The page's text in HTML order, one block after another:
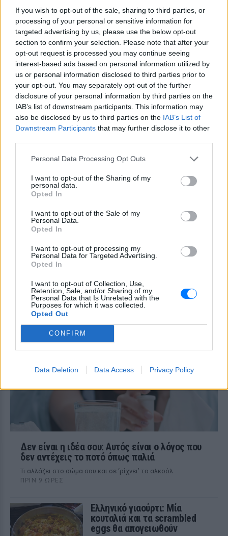
If you wish to opt-out of the sale, sharing to third parties, or
processing of your personal or sensitive information for
targeted advertising by us, please use the below opt-out
section to confirm your selection. Please note that after your
opt-out request is processed you may continue seeing
interest-based ads based on personal information utilized by
us or personal information disclosed to third parties prior to
your opt-out. You may separately opt-out of the further
disclosure of your personal information by third parties on the
IAB’s list of downstream participants. This information may
also be disclosed by us to third parties on the IAB’s List of
Downstream Participants that may further disclose it to other
Personal Data Processing Opt Outs
I want to opt-out of the Sharing of my
personal data.
Opted In
I want to opt-out of the Sale of my
Personal Data.
Opted In
I want to opt-out of processing my
Personal Data for Targeted Advertising.
Opted In
I want to opt-out of Collection, Use,
Retention, Sale, and/or Sharing of my
Personal Data that Is Unrelated with the
Purposes for which it was collected.
Opted Out
CONFIRM
Data Deletion Data Access Privacy Policy
ΔΕΙΤΕ ΕΠΙΣΗΣ
ΣΤΗΝ ΙΔΙΑ ΚΑΤΗΓΟΡΙΑ
Γιατί τα κομπλιμέντα σε
φέρνουν σε δύσκολη θέση (και
τι λέει η ψυχολογία)
Από πού ξεκινά η αμηχανία όταν σε
βιταμίνη D
Το σώμα σου σου στέλνει μηνύματα… το
θέμα είναι αν τα ακούς
Χαμηλός σίδηρος; Τα 4 σημάδια
που δεν πρέπει ποτέ να
αγνοήσετε
Τι πρέπει να προσέχετε στον οργανισμό
Δεν είναι η ιδέα σου: Αυτός είναι ο λόγος που
δεν αντέχεις το ποτό όπως παλιά
Τι αλλάζει στο σώμα σου και σε ‘ρίχνει’ το αλκοόλ
ΠΡΙΝ 9 ΏΡΕΣ
Ελληνικό γιαούρτι: Μία
κουταλιά και τα scrambled
eggs θα απογειωθούν